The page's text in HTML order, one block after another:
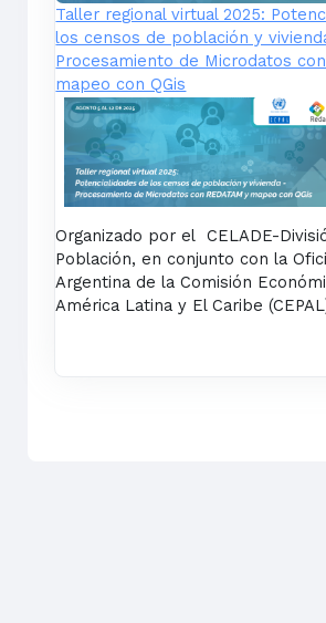
Taller regional virtual 2025:
los censos de población y
Procesamiento de Microdatos
mapeo con QGis
Organizado por el CELADE-
Población, en conjunto con la
Argentina de la Comisión
América Latina y El Caribe